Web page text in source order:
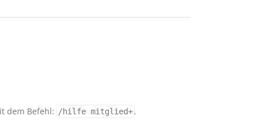
dem Befehl: /hilfe mitglied+.